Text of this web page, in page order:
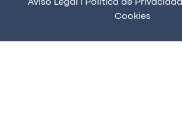
Aviso Legal
Política de Privacidad
Cookies